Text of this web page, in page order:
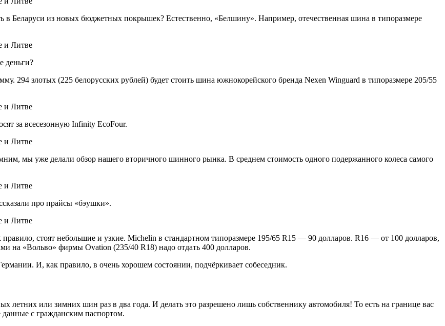
из новых бюджетных покрышек? Естественно, «Белшину». Например, отечественная шина в типоразмере
деньги?
294 злотых (225 белорусских рублей) будет стоить шина южнокорейского бренда Nexen Winguard в типоразмере 205/55
за всесезонную Infinity EcoFour.
мы уже делали обзор нашего вторичного шинного рынка. В среднем стоимость одного подержанного колеса самого
про прайсы «бэушки».
стоят небольшие и узкие. Michelin в стандартном типоразмере 195/65 R15 — 90 долларов. R16 — от 100 долларов,
на «Вольво» фирмы Ovation (235/40 R18) надо отдать 400 долларов.
И, как правило, в очень хорошем состоянии, подчёркивает собеседник.
летних или зимних шин раз в два года. И делать это разрешено лишь собственнику автомобиля! То есть на границе вас
данные с гражданским паспортом.